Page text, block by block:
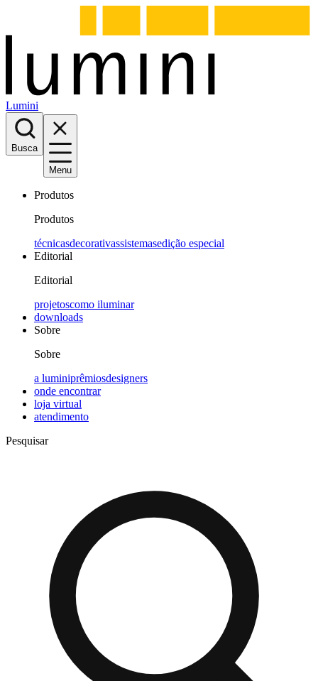
Lumini
Busca
Menu
Produtos
Produtos
técnicasdecorativassistemasedição especial
Editorial
Editorial
projetoscomo iluminar
downloads
Sobre
Sobre
a luminiprêmiosdesigners
onde encontrar
loja virtual
atendimento
Pesquisar